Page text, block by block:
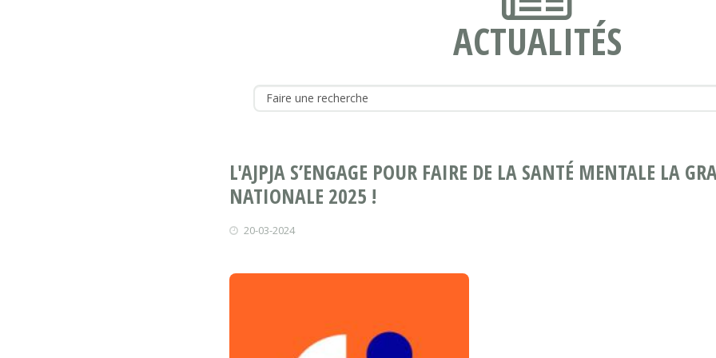
ACTUALITÉS
L'AJPJA S’ENGAGE POUR FAIRE DE LA SANTÉ MENTALE LA
NATIONALE 2025 !
20-03-2024